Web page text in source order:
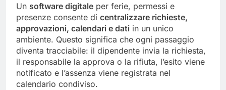
Un software digitale per ferie, permessi e
presenze consente di centralizzare richieste,
approvazioni, calendari e dati in un unico
ambiente. Questo significa che ogni passaggio
diventa tracciabile: il dipendente invia la richiesta,
il responsabile la approva o la rifiuta, l’esito viene
notificato e l’assenza viene registrata nel
calendario condiviso.